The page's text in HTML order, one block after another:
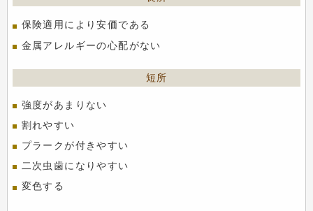
保険適用により安価である
金属アレルギーの心配がない
強度があまりない
割れやすい
プラークが付きやすい
二次虫歯になりやすい
変色する